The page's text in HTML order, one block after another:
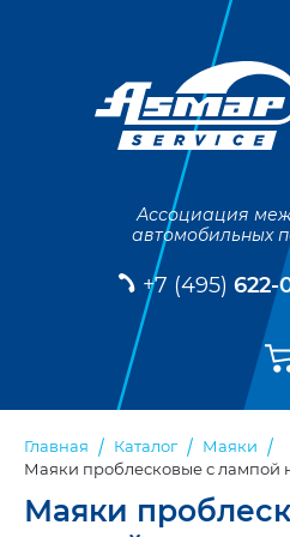
Ассоциация
автомобильных
+7 (495) 622-
Главная Каталог
Маяки
Маяки проблесковые с лампой
Маяки